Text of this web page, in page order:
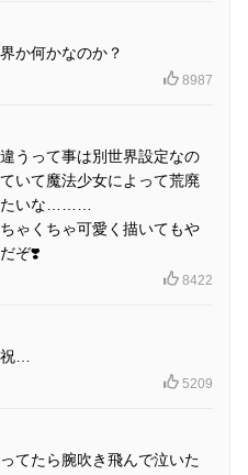
か何かなのか？
8987
うって事は別世界設定なの
いて魔法少女によって荒廃
たいな………
ゃくちゃ可愛く描いてもや
ぞ❣️
8422
…
5209
てたら腕吹き飛んで泣いた